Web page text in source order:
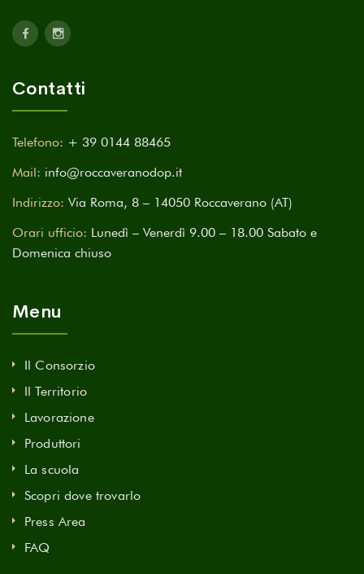
Contatti
Telefono: + 39 0144 88465
Mail: info@roccaveranodop.it
Indirizzo: Via Roma, 8 – 14050 Roccaverano (AT)
Orari ufficio: Lunedì – Venerdì 9.00 – 18.00 Sabato e
Domenica chiuso
Menu
Il Consorzio
Il Territorio
Lavorazione
Produttori
La scuola
Scopri dove trovarlo
Press Area
FAQ